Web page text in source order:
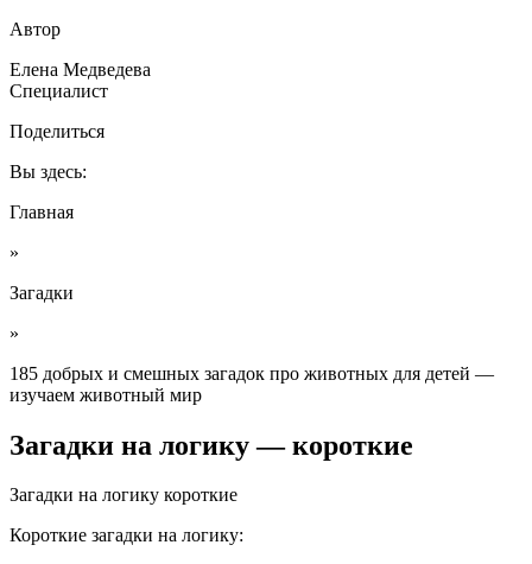
Автор
Елена Медведева
Специалист
Поделиться
Вы здесь:
Главная
»
Загадки
»
185 добрых и смешных загадок про животных для детей —
изучаем животный мир
Загадки на логику — короткие
Загадки на логику короткие
Короткие загадки на логику: